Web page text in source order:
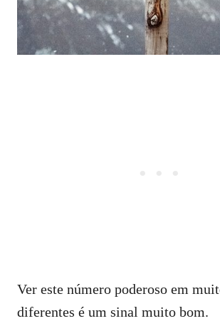
Ver este número poderoso em
diferentes é um sinal muito bom.